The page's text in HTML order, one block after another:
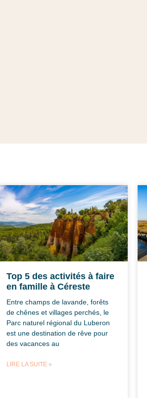
Top 5 des activités à faire
en famille à Céreste
Entre champs de lavande, forêts
de chênes et villages perchés, le
Parc naturel régional du Luberon
est une destination de rêve pour
des vacances au
LIRE LA SUITE »